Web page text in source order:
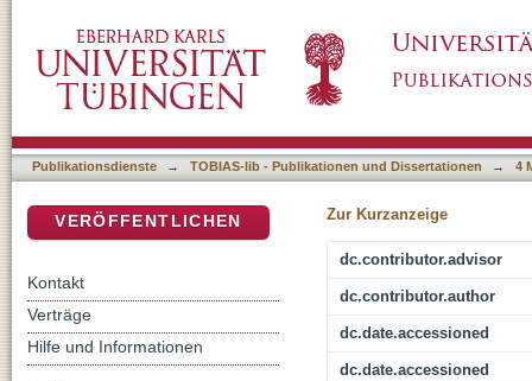
am Beispiel der Depression
Publikationsdienste → TOBIAS-lib - Publikationen und Dissertationen → 4
Zur Kurzanzeige
dc.contributor.advisor
dc.contributor.author
dc.date.accessioned
dc.date.accessioned
VERÖFFENTLICHEN
Kontakt
Verträge
Hilfe und Informationen